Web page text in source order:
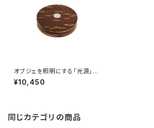
オブジェを照明にする「光源」
Light Base maru 無地皮
¥10,450
同じカテゴリの商品